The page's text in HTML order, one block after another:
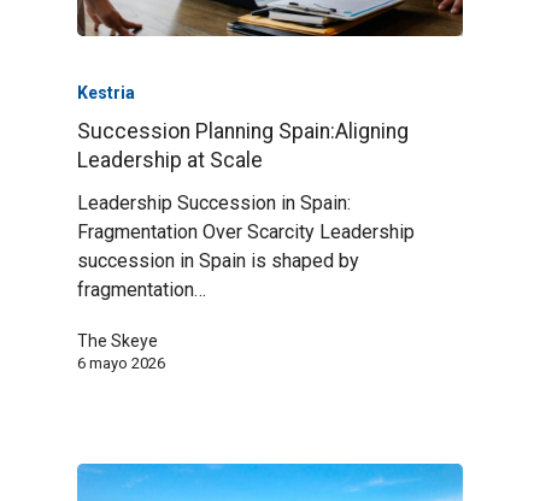
Kestria
Succession Planning Spain:Aligning
Leadership at Scale
Leadership Succession in Spain:
Fragmentation Over Scarcity Leadership
succession in Spain is shaped by
fragmentation…
The Skeye
6 mayo 2026